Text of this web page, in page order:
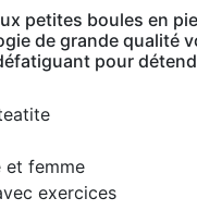
petites boules en
de grande qualité
pour
et femme
exercices